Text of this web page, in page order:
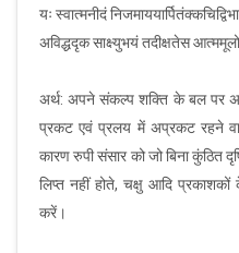
यः स्वात्मनीदं
अविद्धदृक साक्ष्युभयं तदीक्षतेस
अर्थ: अपने संकल्प शक्ति के बल पर
प्रकट एवं प्रलय में अप्रकट रहने
कारण रुपी संसार को जो बिना कुंठित
लिप्त नहीं होते, चक्षु आदि
करें।